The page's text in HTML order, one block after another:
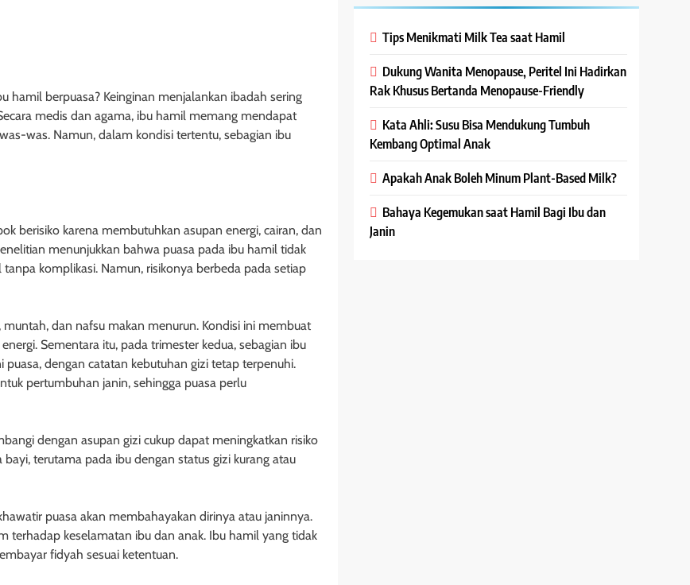
hamil berpuasa? Keinginan menjalankan ibadah sering
medis dan agama, ibu hamil memang mendapat
was. Namun, dalam kondisi tertentu, sebagian ibu
berisiko karena membutuhkan asupan energi, cairan, dan
menunjukkan bahwa puasa pada ibu hamil tidak
komplikasi. Namun, risikonya berbeda pada setiap
dan nafsu makan menurun. Kondisi ini membuat
Sementara itu, pada trimester kedua, sebagian ibu
dengan catatan kebutuhan gizi tetap terpenuhi.
pertumbuhan janin, sehingga puasa perlu
dengan asupan gizi cukup dapat meningkatkan risiko
terutama pada ibu dengan status gizi kurang atau
puasa akan membahayakan dirinya atau janinnya.
terhadap keselamatan ibu dan anak. Ibu hamil yang tidak
fidyah sesuai ketentuan.
Tips Menikmati Milk Tea saat Hamil
Dukung Wanita Menopause, Peritel Ini Hadirkan
Rak Khusus Bertanda Menopause-Friendly
Kata Ahli: Susu Bisa Mendukung Tumbuh
Kembang Optimal Anak
Apakah Anak Boleh Minum Plant-Based Milk?
Bahaya Kegemukan saat Hamil Bagi Ibu dan
Janin